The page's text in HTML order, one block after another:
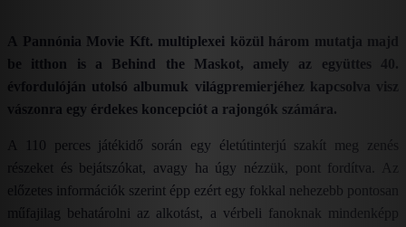
A Pannónia Movie Kft. multiplexei közül három mutatja majd
be itthon is a Behind the Maskot, amely az együttes 40.
évfordulóján utolsó albumuk világpremierjéhez kapcsolva visz
vászonra egy érdekes koncepciót a rajongók számára.
A 110 perces játékidő során egy életútinterjú szakít meg zenés
részeket és bejátszókat, avagy ha úgy nézzük, pont fordítva. Az
előzetes információk szerint épp ezért egy fokkal nehezebb pontosan
műfajilag behatárolni az alkotást, a vérbeli fanoknak mindenképp